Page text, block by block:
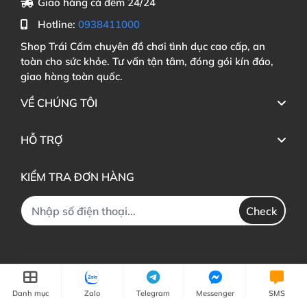
Hotline: 0938411000
Shop Trái Cấm chuyên đồ chơi tình dục cao cấp, an
toàn cho sức khỏe. Tư vấn tận tâm, đóng gói kín đáo,
giao hàng toàn quốc.
VỀ CHÚNG TÔI
HỖ TRỢ
KIỂM TRA ĐƠN HÀNG
Check
Danh mục Zalo Telegram Messenger SMS